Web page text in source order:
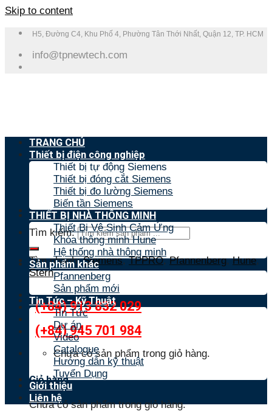
Skip to content
H5, Đường C4, Khu Phố 4, Phường Tân Thới Nhất, Quận 12, TP. HCM
info@tpnewtech.com
Tìm kiếm:
Tìm nhanh:Siemens,TPPRO,Pfannenberg,Hune,
Stern
(+84) 913 832 029
(+84) 945 701 984
Chưa có sản phẩm trong giỏ hàng.
Giỏ hàng
Chưa có sản phẩm trong giỏ hàng.
TRANG CHỦ
Thiết bị điện công nghiệp
Thiết bị tự động Siemens
Thiết bị đóng cắt Siemens
Thiết bị đo lường Siemens
Biến tần Siemens
THIẾT BỊ NHÀ THÔNG MINH
Thiết Bị Vệ Sinh Cảm Ứng
Khóa thông minh Hune
Hệ thống nhà thông minh
Sản phẩm khác
Pfannenberg
Sản phẩm mới
Tin Tức – Kỹ Thuật
Tin Tức
Dự án
Video
Catalogue
Hướng dẫn kỹ thuật
Tuyển Dụng
Giới thiệu
Liên hệ